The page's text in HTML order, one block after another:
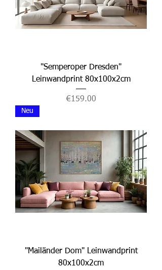
"Semperoper Dresden"
Leinwandprint 80x100x2cm
Price
€159.00
Neu
"Mailänder Dom" Leinwandprint
80x100x2cm